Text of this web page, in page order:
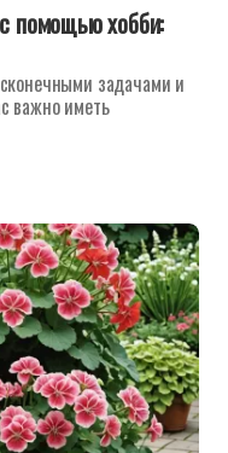
помощью хобби:
задачами и
важно иметь